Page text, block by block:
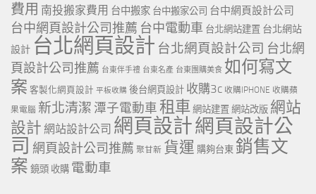
費用 南投搬家費用 台中搬家 台中搬家公司 台中網頁設計公司
台中網頁設計公司推薦 台中電動車 台北網站建置 台北網站
設計 台北網頁設計 台北網頁設計公司 台北網
頁設計公司推薦 台東伴手禮 台東名產 台東團購美食 如何寫文
案 客製化網頁設計 平板收購 後台網頁設計 收購3c 收購IPHONE 收購蘋
果電腦 新北清潔 潭子電動車租車 網站建置 網站改版 網站
設計 網站設計公司 網頁設計網頁設計公
司 網頁設計公司推薦 聚甘新 貨運 購夠台東 銷售文
案 鏡頭 收購 電動車